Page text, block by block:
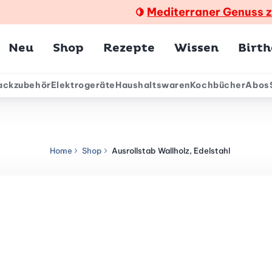
🍋 Mediterraner Genuss
Neu Shop Rezepte Wissen
ElektrogeräteHaushaltswarenKochbücherAbos
Home Shop Ausrollstab Wallholz, Edelstahl